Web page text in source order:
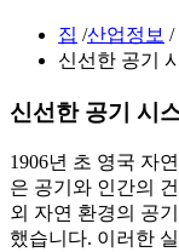
집 /산업정보 /
신선한 공기
신선한 공기 시
1906년 초 영국 자
은 공기와 인간의
외 자연 환경의 공
했습니다. 이러한